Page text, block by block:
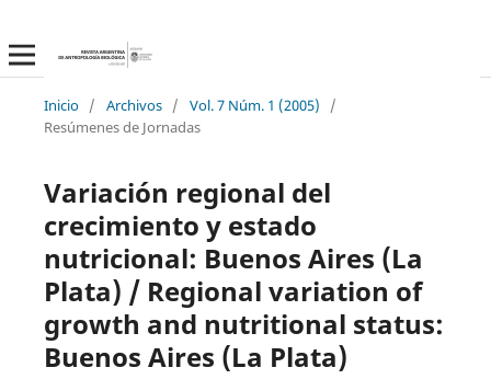
Inicio / Archivos / Vol. 7 Núm. 1 (2005)
/
Resúmenes de Jornadas
Variación regional del
crecimiento y estado
nutricional: Buenos Aires (La
Plata) / Regional variation of
growth and nutritional status:
Buenos Aires (La Plata)